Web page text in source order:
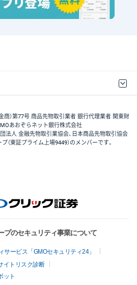
ページ
商）第77号 商品先物取引業者 銀行代理業者 関東財
あおぞらネット銀行株式会社
法人 金融先物取引業協会、日本商品先物取引協会
（東証プライム上場9449）のメンバーです。
プのセキュリティ事業について
ービス「GMOセキュリティ24」
イトリスク診断
ット